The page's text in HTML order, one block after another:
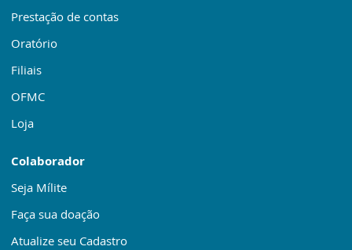
Prestação de contas
Oratório
Filiais
OFMC
Loja
Colaborador
Seja Mílite
Faça sua doação
Atualize seu Cadastro